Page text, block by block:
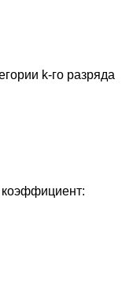
k-го разряда